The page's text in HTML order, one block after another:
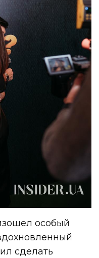
особый
сделать